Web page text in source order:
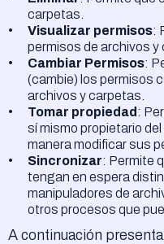
carpetas.
Visualizar permisos:
permisos de archivos y
Cambiar Permisos:
(cambie) los permisos
archivos y carpetas.
Tomar propiedad :
sí mismo propietario
manera modificar sus
Sincronizar: Permite
tengan en espera
manipuladores de
otros procesos que
A continuación